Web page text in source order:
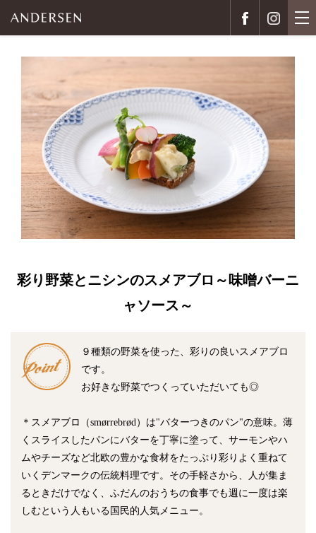
彩り野菜とニシンのスメアブロ～味噌バーニ
ャソース～
９種類の野菜を使った、彩りの良いスメアブロ
です。
お好きな野菜でつくっていただいても◎
＊スメアブロ（smørrebrød）は"バターつきのパン"の意味。薄
くスライスしたパンにバターを丁寧に塗って、サーモンやハ
ムやチーズなど北欧の豊かな食材をたっぷり彩りよく重ねて
いくデンマークの伝統料理です。その手軽さから、人が集ま
るときだけでなく、ふだんのおうちの食事でも週に一度は楽
しむという人もいる国民的人気メニュー。